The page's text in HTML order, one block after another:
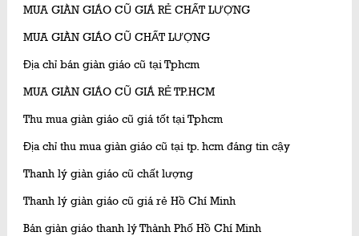
MUA GIÀN GIÁO CŨ GIÁ RẺ CHẤT LƯỢNG
MUA GIÀN GIÁO CŨ CHẤT LƯỢNG
Địa chỉ bán giàn giáo cũ tại Tphcm
MUA GIÀN GIÁO CŨ GIÁ RẺ TP.HCM
Thu mua giàn giáo cũ giá tốt tại Tphcm
Địa chỉ thu mua giàn giáo cũ tại tp. hcm đáng tin cậy
Thanh lý giàn giáo cũ chất lượng
Thanh lý giàn giáo cũ giá rẻ Hồ Chí Minh
Bán giàn giáo thanh lý Thành Phố Hồ Chí Minh